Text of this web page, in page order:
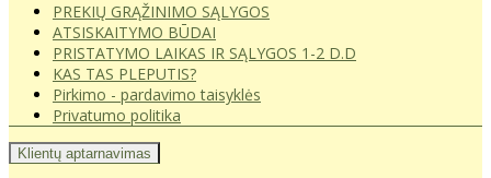
PREKIŲ GRĄŽINIMO SĄLYGOS
ATSISKAITYMO BŪDAI
PRISTATYMO LAIKAS IR SĄLYGOS 1-2 D.D
KAS TAS PLEPUTIS?
Pirkimo - pardavimo taisyklės
Privatumo politika
Klientų aptarnavimas